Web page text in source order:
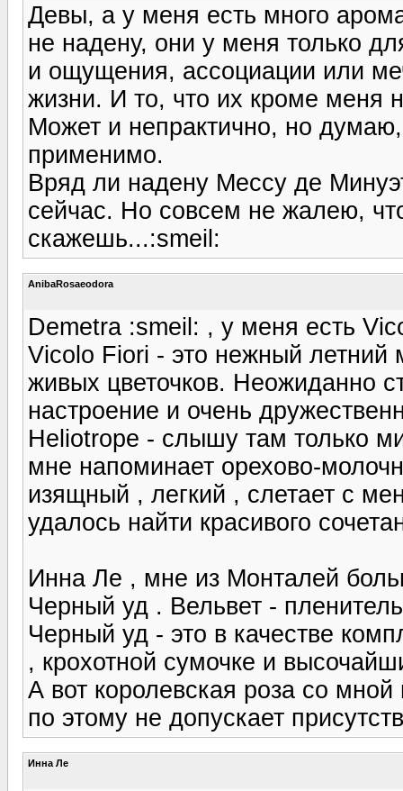
Девы, а у меня есть много
не надену, они у меня только
и ощущения, ассоциации или
жизни. И то, что их кроме меня
Может и непрактично, но
применимо.
Вряд ли надену Мессу де
сейчас. Но совсем не жалею,
скажешь...:smeil:
AnibaRosaeodora
Demetra :smeil: , у меня есть
Vicolo Fiori - это нежный летний
живых цветочков. Неожиданно
настроение и очень
Heliotrope - слышу там только
мне напоминает орехово-
изящный , легкий , слетает с
удалось найти красивого
Инна Ле , мне из Монталей
Черный уд . Вельвет -
Черный уд - это в качестве
, крохотной сумочке и
А вот королевская роза со
по этому не допускает
Инна Ле